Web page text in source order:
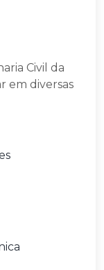
Civil da
em diversas